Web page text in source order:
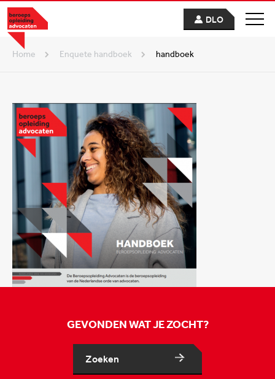
DLO
Home enquete handboek handboek
GEVONDEN WAT JE ZOCHT?
Zoeken